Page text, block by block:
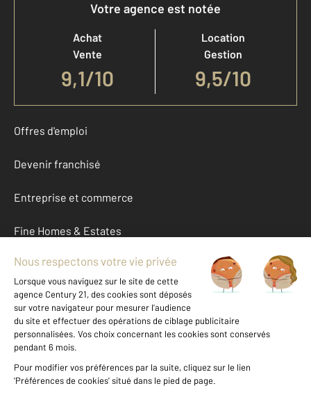
Votre agence est notée
Achat
Vente
9,1/10
Location
Gestion
9,5/10
Offres d'emploi
Devenir franchisé
Entreprise et commerce
Fine Homes & Estates
À propos
International
Nous contacter